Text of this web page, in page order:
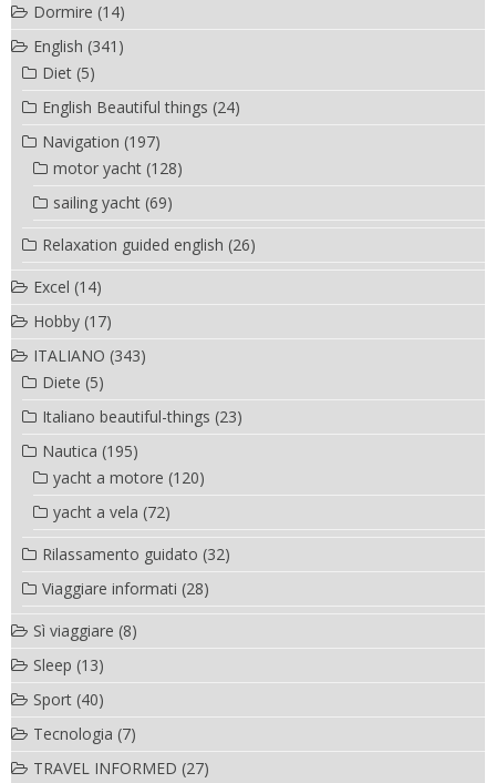
Dormire (14)
English (341)
Diet (5)
English Beautiful things (24)
Navigation (197)
motor yacht (128)
sailing yacht (69)
Relaxation guided english (26)
Excel (14)
Hobby (17)
ITALIANO (343)
Diete (5)
Italiano beautiful-things (23)
Nautica (195)
yacht a motore (120)
yacht a vela (72)
Rilassamento guidato (32)
Viaggiare informati (28)
Sì viaggiare (8)
Sleep (13)
Sport (40)
Tecnologia (7)
TRAVEL INFORMED (27)